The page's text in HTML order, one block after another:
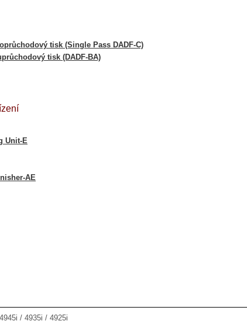
tisk (Single Pass DADF-C)
tisk (DADF-BA)
Unit-E
AE
/ 4935i / 4925i